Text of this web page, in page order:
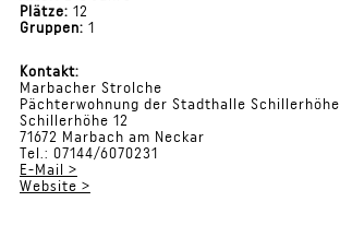
Plätze: 12
Gruppen: 1
Kontakt:
Marbacher Strolche
Pächterwohnung der Stadthalle Schillerhöhe
Schillerhöhe 12
71672 Marbach am Neckar
Tel.: 07144/6070231
E-Mail >
Website >